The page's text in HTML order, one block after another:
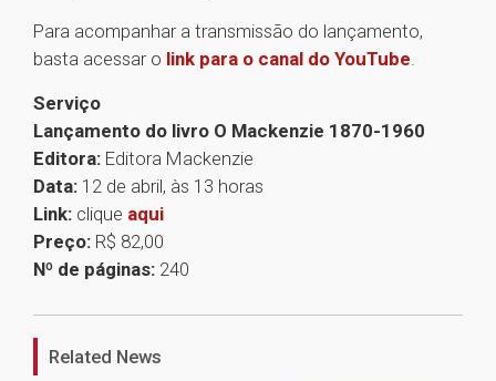
Para acompanhar a transmissão do lançamento,
basta acessar o link para o canal do YouTube.
Serviço
Lançamento do livro O Mackenzie 1870-1960
Editora: Editora Mackenzie
Data: 12 de abril, às 13 horas
Link: clique aqui
Preço: R$ 82,00
Nº de páginas: 240
Related News